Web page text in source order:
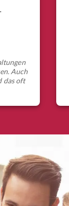
Auch
das oft